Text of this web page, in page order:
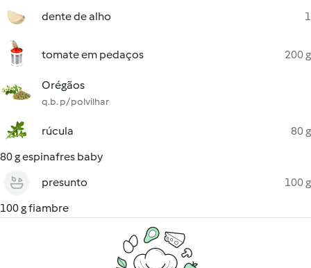
dente de alho 1
tomate em pedaços 200 g
Orégãos
q.b. p/ polvilhar
rúcula
80 g
80 g espinafres baby
presunto
100 g
100 g fiambre